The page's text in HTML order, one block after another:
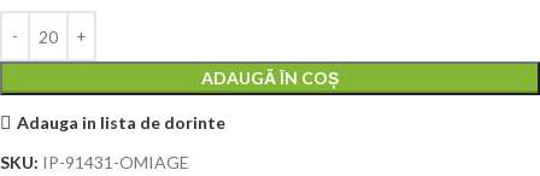
ADAUGĂ ÎN COȘ
Adauga in lista de dorinte
SKU: IP-91431-OMIAGE